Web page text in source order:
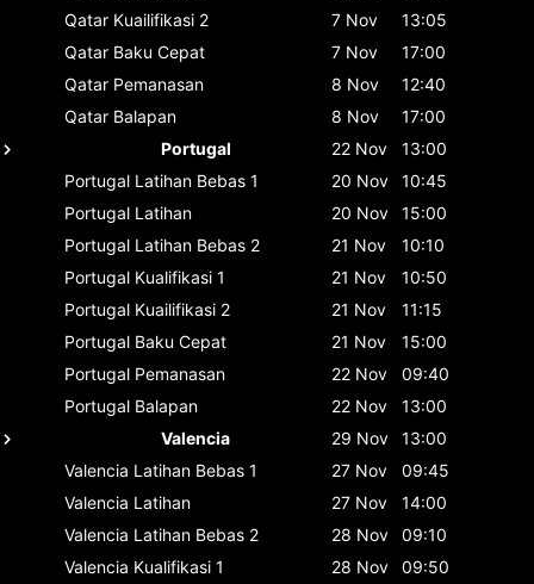
Qatar Kuailifikasi 2 7 Nov
13:05
Qatar Baku Cepat 7 Nov
17:00
Qatar Pemanasan 8 Nov
12:40
Qatar Balapan 8 Nov
17:00
Portugal
22 Nov
13:00
Portugal Latihan Bebas 1 20 Nov
10:45
Portugal Latihan 20 Nov
15:00
Portugal Latihan Bebas 2 21 Nov
10:10
Portugal Kualifikasi 1 21 Nov
10:50
Portugal Kuailifikasi 2 21 Nov
11:15
Portugal Baku Cepat 21 Nov
15:00
Portugal Pemanasan 22 Nov
09:40
Portugal Balapan 22 Nov
13:00
Valencia
29 Nov
13:00
Valencia Latihan Bebas 1 27 Nov
09:45
Valencia Latihan 27 Nov
14:00
Valencia Latihan Bebas 2 28 Nov
09:10
Valencia Kualifikasi 1 28 Nov 09:50